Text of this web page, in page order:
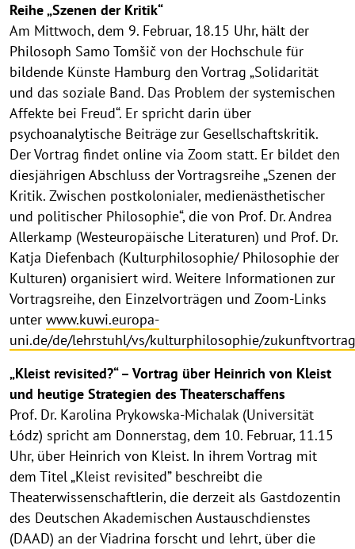
Reihe „Szenen der Kritik“
Am Mittwoch, dem 9. Februar, 18.15 Uhr, hält der
Philosoph Samo Tomšič von der Hochschule für
bildende Künste Hamburg den Vortrag „Solidarität
und das soziale Band. Das Problem der systemischen
Affekte bei Freud“. Er spricht darin über
psychoanalytische Beiträge zur Gesellschaftskritik.
Der Vortrag findet online via Zoom statt. Er bildet den
diesjährigen Abschluss der Vortragsreihe „Szenen der
Kritik. Zwischen postkolonialer, medienästhetischer
und politischer Philosophie“, die von Prof. Dr. Andrea
Allerkamp (Westeuropäische Literaturen) und Prof. Dr.
Katja Diefenbach (Kulturphilosophie/ Philosophie der
Kulturen) organisiert wird. Weitere Informationen zur
Vortragsreihe, den Einzelvorträgen und Zoom-Links
unter www.kuwi.europa-
uni.de/de/lehrstuhl/vs/kulturphilosophie/zukunftvortrag
„Kleist revisited?“ – Vortrag über Heinrich von Kleist
und heutige Strategien des Theaterschaffens
Prof. Dr. Karolina Prykowska-Michalak (Universität
Łódz) spricht am Donnerstag, dem 10. Februar, 11.15
Uhr, über Heinrich von Kleist. In ihrem Vortrag mit
dem Titel „Kleist revisited” beschreibt die
Theaterwissenschaftlerin, die derzeit als Gastdozentin
des Deutschen Akademischen Austauschdienstes
(DAAD) an der Viadrina forscht und lehrt, über die